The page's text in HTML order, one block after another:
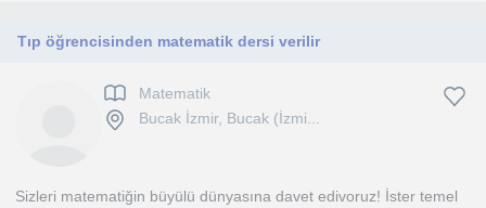
Tıp öğrencisinden matematik dersi verilir
Matematik
Bucak İzmir, Bucak (İzmi...
Sizleri matematiğin büyülü dünyasına davet edivoruz! İster temel